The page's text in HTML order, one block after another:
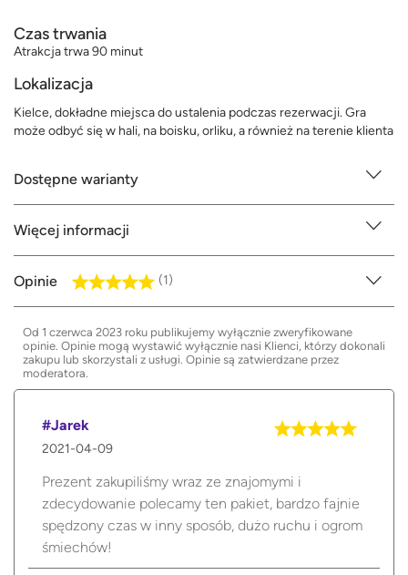
Czas trwania
Atrakcja trwa 90 minut
Lokalizacja
Kielce, dokładne miejsca do ustalenia podczas rezerwacji. Gra
może odbyć się w hali, na boisku, orliku, a również na terenie klienta
Dostępne warianty
Więcej informacji
Opinie (1)
Od 1 czerwca 2023 roku publikujemy wyłącznie zweryfikowane
opinie. Opinie mogą wystawić wyłącznie nasi Klienci, którzy dokonali
zakupu lub skorzystali z usługi. Opinie są zatwierdzane przez
moderatora.
#Jarek
2021-04-09
Prezent zakupiliśmy wraz ze znajomymi i
zdecydowanie polecamy ten pakiet, bardzo fajnie
spędzony czas w inny sposób, dużo ruchu i ogrom
śmiechów!